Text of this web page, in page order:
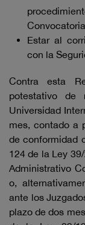
Estar al
con la
Contra esta
potestativo
Universidad
mes, contado a
de conformidad
124 de la Ley
Administrativo
o,
ante los
plazo de dos